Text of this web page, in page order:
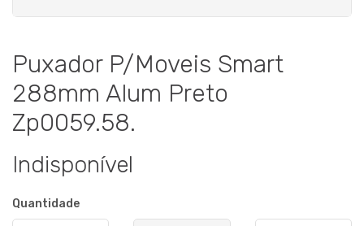
Puxador P/Moveis Smart
288mm Alum Preto
Zp0059.58.
Indisponível
Quantidade